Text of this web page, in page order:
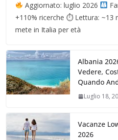
Aggiornato: luglio 2026
+110% ricerche ⏱ Lettura: ~13
mete in Italia per età
Albania
Vedere,
Quando
Luglio 18,
Vacanze
2026